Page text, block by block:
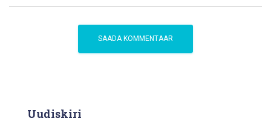
Uudiskiri